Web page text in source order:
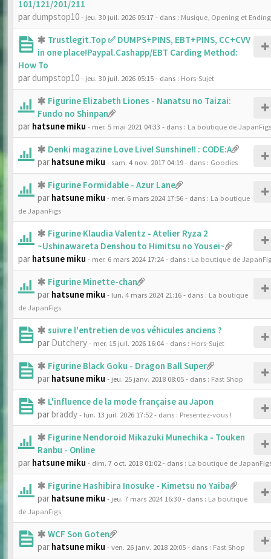
101/121/201/211
par dumpstop10- jeu. 30 juil. 2026 05:17- dans : Musique, Opening et Ending
Trustlegit.Top ✅ DUMPS+PINS, EBT+PINS, CC+CVV
in one place!Paypal.Cashapp/EBT Carding Method:
How To
par dumpstop10- jeu. 30 juil. 2026 05:15- dans : Hors-Sujet
Figurine Elizabeth Liones - Nanatsu no Taizai:
Fundo no Shinpan
par hatsune miku - mer. 5 mai 2021 04:33 - dans : La boutique de JapanFigs
Denki magazine Love Live! Sunshine!! : CODE:A
par hatsune miku - sam. 4 nov. 2017 04:19- dans : Goodies
Figurine Formidable - Azur Lane
par hatsune miku - mer. 6 mars 2024 17:56- dans : La boutique
de JapanFigs
Figurine Klaudia Valentz - Atelier Ryza 2
~Ushinawareta Denshou to Himitsu no Yousei~
par hatsune miku - mer. 6 mars 2024 17:24- dans : La boutique de
Figurine Minette-chan
par hatsune miku - lun. 4 mars 2024 21:16- dans : La boutique
de JapanFigs
suivre l'entretien de vos véhicules anciens ?
par Dutchery- mer. 15 juil. 2026 16:04- dans : Hors-Sujet
Figurine Black Goku - Dragon Ball Super
par hatsune miku - jeu. 25 janv. 2018 08:05- dans : Fast Shop
L'influence de la mode française au Japon
parbraddy- lun. 13 juil. 2026 17:52- dans : Presentez-vous !
Figurine Nendoroid Mikazuki Munechika - Touken
Ranbu - Online
par hatsune miku - dim. 7 oct. 2018 01:02- dans : La boutique de
Figurine Hashibira Inosuke - Kimetsu no Yaiba
par hatsune miku - jeu. 7 mars 2024 16:30- dans : La boutique
de JapanFigs
WCF Son Goten
par hatsune miku - ven. 26 janv. 2018 20:05- dans : Fast Shop